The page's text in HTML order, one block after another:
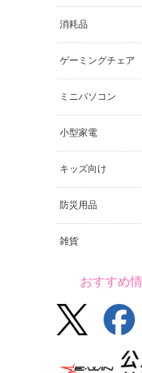
消耗品
ゲーミングチェア
ミニパソコン
小型家電
キッズ向け
防災用品
雑貨
おすすめ